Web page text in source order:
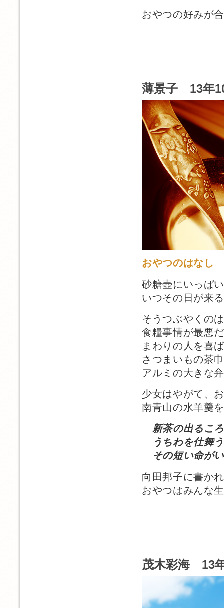
おやつの好みが
薄景子 13年
おやつのはなし
砂糖壺にいっぱ
いつその日が来
そうつぶやくの
食糧事情が最悪
まわりの人を喜
さつまいもの茶
アルミの大きな
少女はやがて、
南青山の水羊羹
新茶の出るこ
うちわを仕舞
その短い命が
向田邦子に書か
おやつはみんな
茂木彩海 13